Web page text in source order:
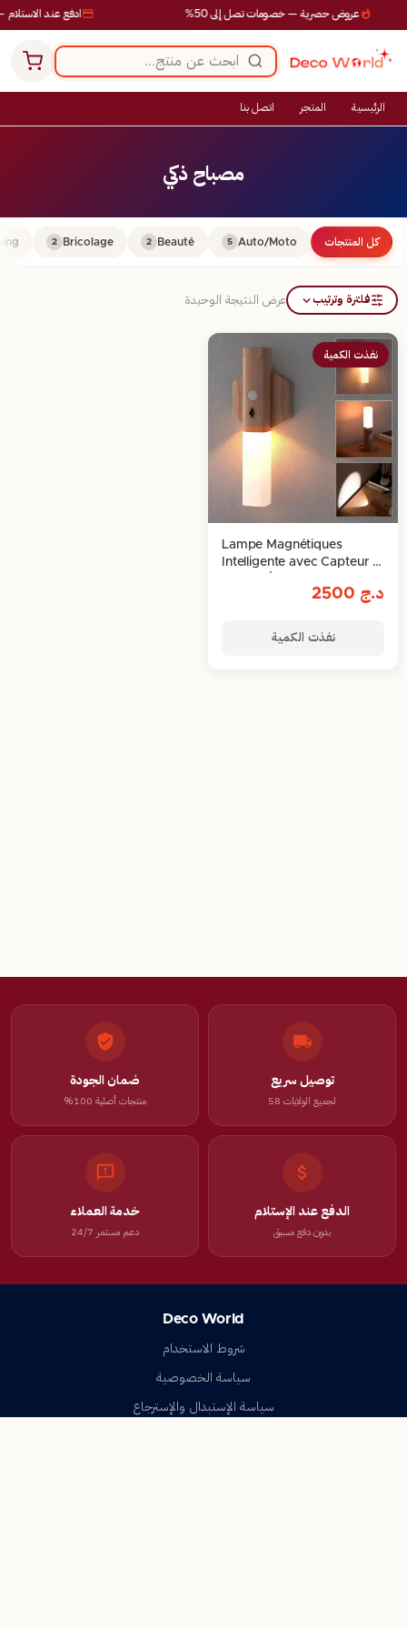
ادفع عند الاستلام عروض حصرية — خصومات تصل إلى 50%
الرئيسية المتجر اتصل بنا
مصباح ذكي
كل المنتجات Auto/Moto
5
Beauté
2
Bricolage
2
فلترة وترتيب عرض النتيجة الوحيدة
نفذت الكمية
Lampe Magnétiques
Intelligente avec Capteur –
د.ج
نفذت الكمية
توصيل سريع
لجميع الولايات 58
ضمان الجودة
منتجات أصلية 100%
الدفع عند الإستلام
بدون دفع مسبق
خدمة العملاء
دعم مستمر 24/7
Deco World
شروط الاستخدام
سياسة الخصوصية
سياسة الإستبدال والإسترجاع